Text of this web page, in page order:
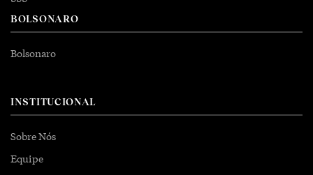
BOLSONARO
Bolsonaro
INSTITUCIONAL
Sobre Nós
Equipe